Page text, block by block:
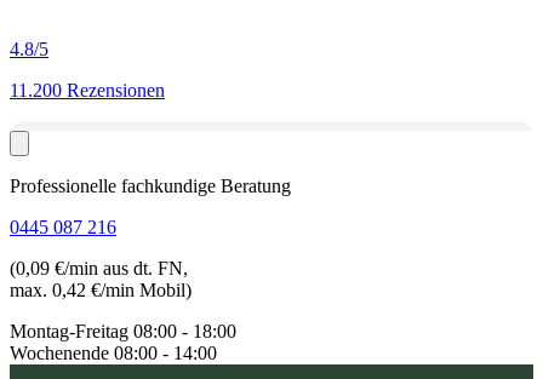
4.8/5
11.200 Rezensionen
Professionelle fachkundige Beratung
0445 087 216
(0,09 €/min aus dt. FN,
max. 0,42 €/min Mobil)
Montag-Freitag 08:00 - 18:00
Wochenende 08:00 - 14:00